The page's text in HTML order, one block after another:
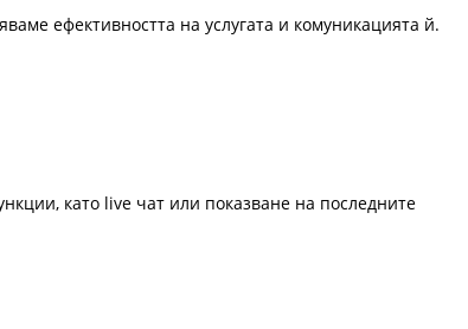
ефективността на услугата и комуникацията й.
като live чат или показване на последните